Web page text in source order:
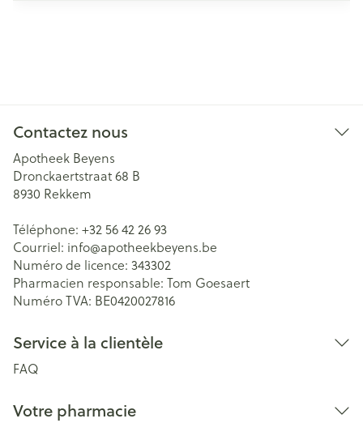
Contactez nous
Apotheek Beyens
Dronckaertstraat 68 B
8930 Rekkem
Téléphone: +32 56 42 26 93
Courriel: info@apotheekbeyens.be
Numéro de licence: 343302
Pharmacien responsable: Tom Goesaert
Numéro TVA: BE0420027816
Service à la clientèle
FAQ
Votre pharmacie